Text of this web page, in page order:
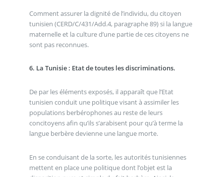
Comment assurer la dignité de l’individu, du citoyen
tunisien (CERD/C/431/Add.4, paragraphe 89) si la langue
maternelle et la culture d’une partie de ces citoyens ne
sont pas reconnues.
6. La Tunisie : Etat de toutes les discriminations.
De par les éléments exposés, il apparaît que l’Etat
tunisien conduit une politique visant à assimiler les
populations berbérophones au reste de leurs
concitoyens afin qu’ils s’arabisent pour qu’à terme la
langue berbère devienne une langue morte.
En se conduisant de la sorte, les autorités tunisiennes
mettent en place une politique dont l’objet est la